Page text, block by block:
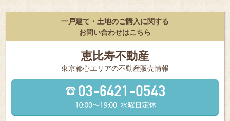
一戸建て・土地のご購入に関する
お問い合わせはこちら
恵比寿不動産
東京都⼼エリアの不動産販売情報